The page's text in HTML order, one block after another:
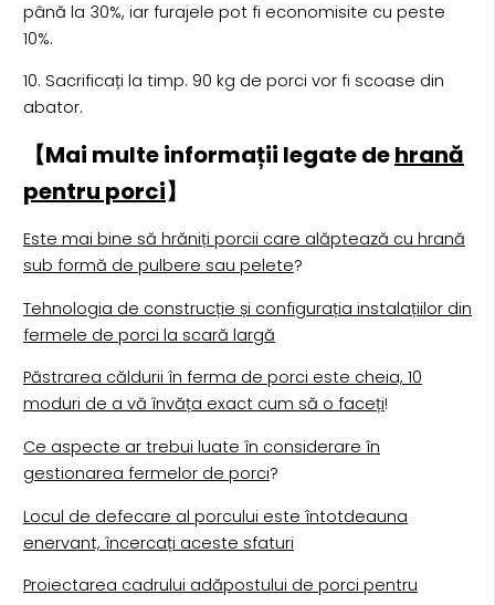
până la 30%, iar furajele pot fi economisite cu peste
10%.
10. Sacrificați la timp. 90 kg de porci vor fi scoase din
abator.
【Mai multe informații legate dehrană
pentru porci】
Este mai bine să hrăniți porcii care alăptează cu hrană
sub formă de pulbere sau pelete?
Tehnologia de construcție și configurația instalațiilor din
fermele de porci la scară largă
Păstrarea căldurii în ferma de porci este cheia, 10
moduri de a vă învăța exact cum să o faceți!
Ce aspecte ar trebui luate în considerare în
gestionarea fermelor de porci?
Locul de defecare al porcului este întotdeauna
enervant, încercați aceste sfaturi
Proiectarea cadrului adăpostului de porci pentru